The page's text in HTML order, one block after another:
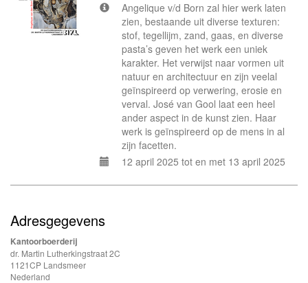
Angelique v/d Born zal hier werk laten
zien, bestaande uit diverse texturen:
stof, tegellijm, zand, gaas, en diverse
pasta’s geven het werk een uniek
karakter. Het verwijst naar vormen uit
natuur en architectuur en zijn veelal
geïnspireerd op verwering, erosie en
verval. José van Gool laat een heel
ander aspect in de kunst zien. Haar
werk is geïnspireerd op de mens in al
zijn facetten.
12 april 2025 tot en met 13 april 2025
Adresgegevens
Kantoorboerderij
dr. Martin Lutherkingstraat 2C
1121CP Landsmeer
Nederland